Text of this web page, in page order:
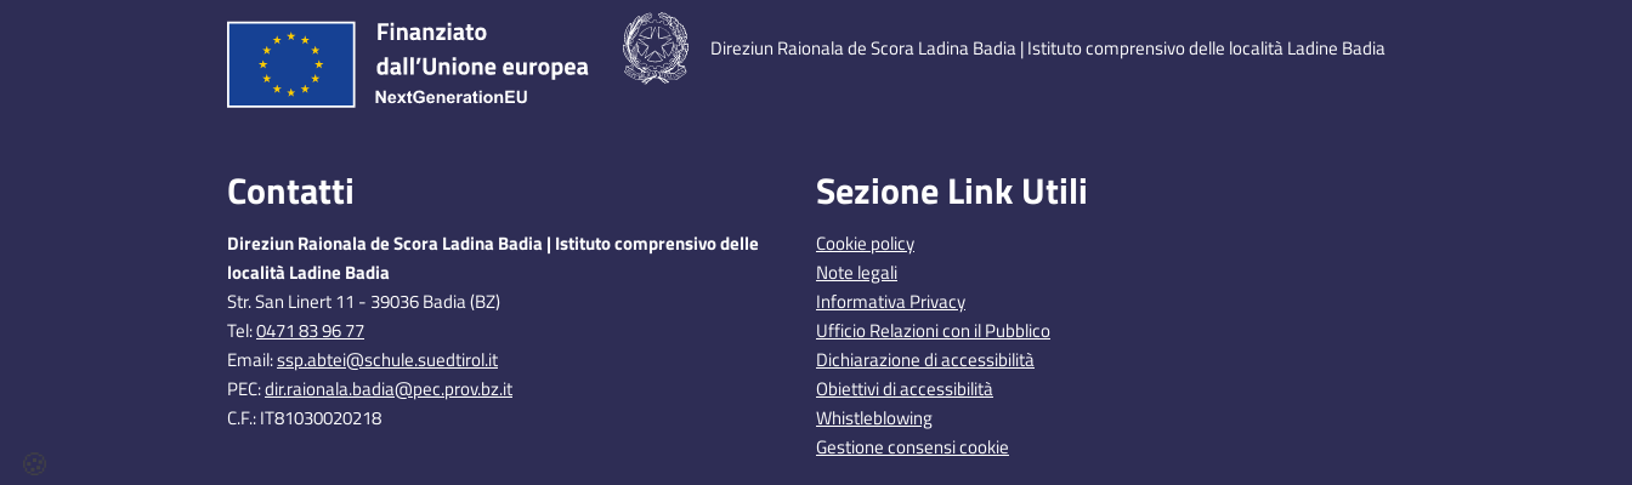
Direziun Raionala de Scora Ladina Badia | Istituto comprensivo delle località Ladine Badia
Contatti
Direziun Raionala de Scora Ladina Badia | Istituto comprensivo delle
località Ladine Badia
​Str. San Linert 11 - 39036 Badia (BZ)
Tel:0471 83 96 77
Email:ssp.abtei@schule.suedtirol.it
PEC:dir.raionala.badia@pec.prov.bz.it
C.F.: IT81030020218
Sezione Link Utili
Cookie policy
Note legali
Informativa Privacy
Ufficio Relazioni con il Pubblico
Dichiarazione di accessibilità
Obiettivi di accessibilità
Whistleblowing
Gestione consensi cookie